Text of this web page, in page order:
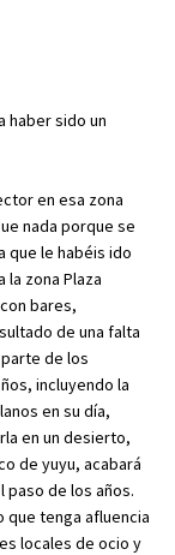
haber sido un
en esa zona
nada porque se
que le habéis ido
zona Plaza
bares,
de una falta
de los
incluyendo la
en su día,
en un desierto,
de yuyu, acabará
paso de los años.
que tenga afluencia
locales de ocio y